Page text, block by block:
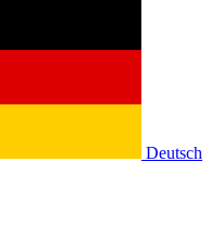
Deutsch